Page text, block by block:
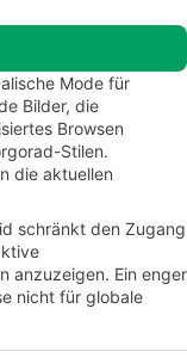
Mode für
Bilder, die
Browsen
Stilen.
die aktuellen
schränkt den Zugang
anzuzeigen. Ein enger
nicht für globale